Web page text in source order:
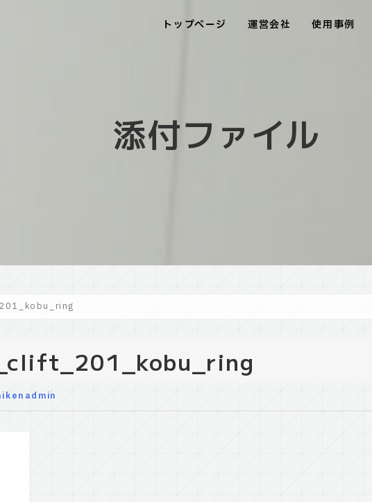
トップページ 運営会社 使用事例
添付ファイル